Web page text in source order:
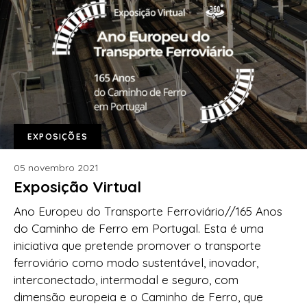
EXPOSIÇÕES
05 novembro 2021
Exposição Virtual
Ano Europeu do Transporte Ferroviário//165 Anos
do Caminho de Ferro em Portugal. Esta é uma
iniciativa que pretende promover o transporte
ferroviário como modo sustentável, inovador,
interconectado, intermodal e seguro, com
dimensão europeia e o Caminho de Ferro, que